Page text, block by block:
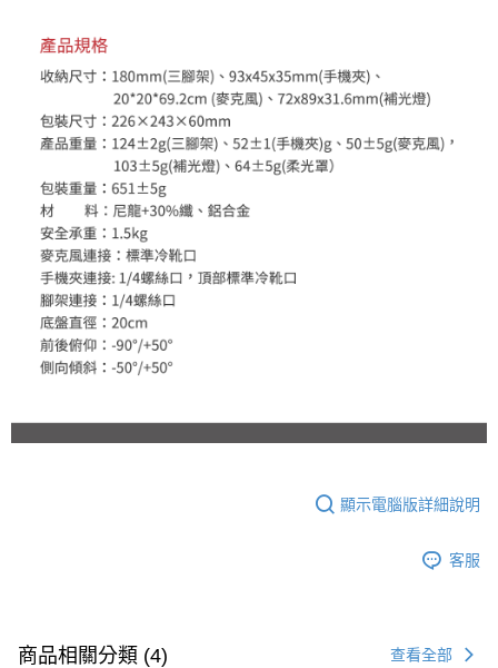
顯示電腦版詳細說明
客服
商品相關分類 (4) 查看全部